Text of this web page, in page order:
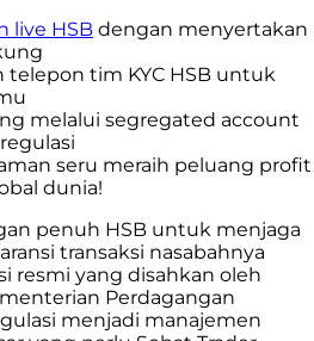
live HSB dengan menyertakan
tim KYC HSB untuk
melalui segregated account
seru meraih peluang profit
dunia!
penuh HSB untuk menjaga
transaksi nasabahnya
resmi yang disahkan oleh
Perdagangan
menjadi manajemen